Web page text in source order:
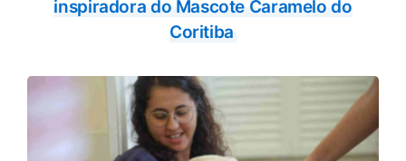
inspiradora do Mascote Caramelo do
Coritiba